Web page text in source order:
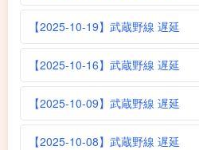
【2025-10-19】武蔵野線 遅延
【2025-10-16】武蔵野線 遅延
【2025-10-09】武蔵野線 遅延
【2025-10-08】武蔵野線 遅延